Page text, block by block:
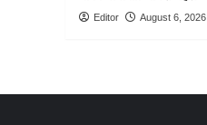
देवेंद्र
Editor August 6, 2026